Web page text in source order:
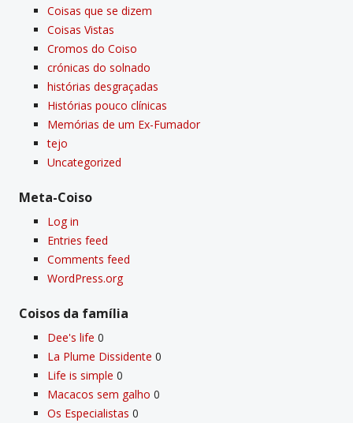
Coisas que se dizem
Coisas Vistas
Cromos do Coiso
crónicas do solnado
histórias desgraçadas
Histórias pouco clí­nicas
Memórias de um Ex-Fumador
tejo
Uncategorized
Meta-Coiso
Log in
Entries feed
Comments feed
WordPress.org
Coisos da famí­lia
Dee's life 0
La Plume Dissidente 0
Life is simple 0
Macacos sem galho 0
Os Especialistas 0